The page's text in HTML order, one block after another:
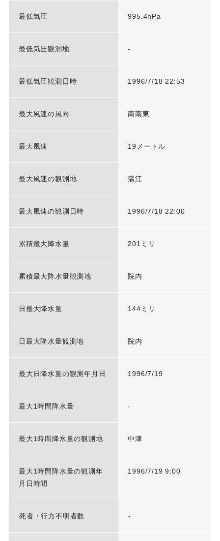
最低気圧 995.4hPa
最低気圧観測地 -
最低気圧観測日時 1996/7/18 22:53
最大風速の風向 南南東
最大風速 19メートル
最大風速の観測地 蒲江
最大風速の観測日時 1996/7/18 22:00
累積最大降水量 201ミリ
累積最大降水量観測地 院内
日最大降水量 144ミリ
日最大降水量観測地 院内
最大日降水量の観測年月日 1996/7/19
最大1時間降水量 -
最大1時間降水量の観測地 中津
最大1時間降水量の観測年
月日時間
1996/7/19 9:00
死者・行方不明者数 -